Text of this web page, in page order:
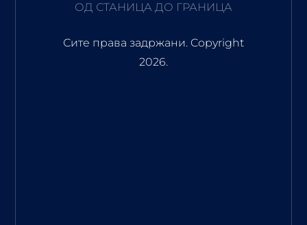
ОД СТАНИЦА ДО ГРАНИЦА
Сите права задржани. Copyright
2026.